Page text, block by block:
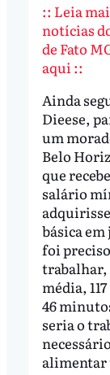
:: Leia
notícias
de Fato
aqui ::
Ainda
Dieese,
um
Belo
que
salário
básica
foi preciso
trabalhar,
média,
46
seria o
alimentar